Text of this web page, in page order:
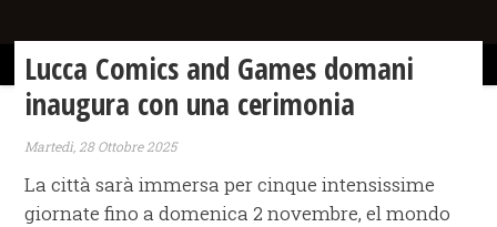
Lucca Comics and Games domani
inaugura con una cerimonia
Martedì, 28 Ottobre 2025
La città sarà immersa per cinque intensissime
giornate fino a domenica 2 novembre, el mondo